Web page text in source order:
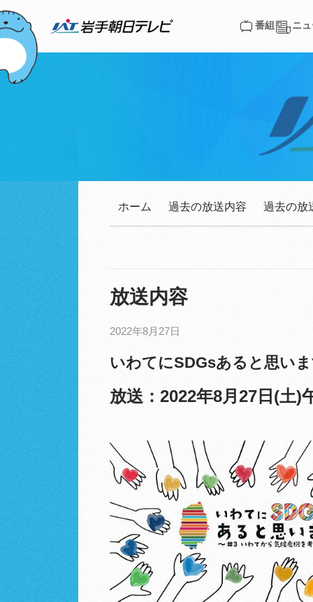
番組
ニ
ホーム 過去の放送内容 過去の放
放送内容
2022年8月27日
いわてにSDGsあると思い
放送：2022年8月27日(土)